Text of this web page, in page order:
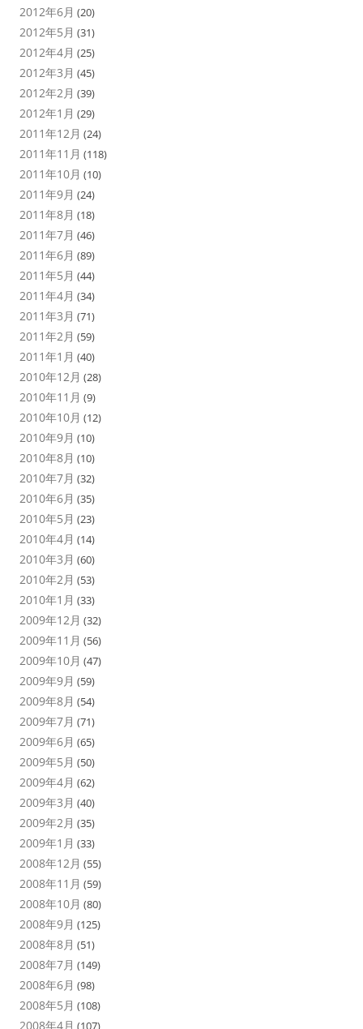
2012年6月 (20)
2012年5月 (31)
2012年4月 (25)
2012年3月 (45)
2012年2月 (39)
2012年1月 (29)
2011年12月 (24)
2011年11月 (118)
2011年10月 (10)
2011年9月 (24)
2011年8月 (18)
2011年7月 (46)
2011年6月 (89)
2011年5月 (44)
2011年4月 (34)
2011年3月 (71)
2011年2月 (59)
2011年1月 (40)
2010年12月 (28)
2010年11月 (9)
2010年10月 (12)
2010年9月 (10)
2010年8月 (10)
2010年7月 (32)
2010年6月 (35)
2010年5月 (23)
2010年4月 (14)
2010年3月 (60)
2010年2月 (53)
2010年1月 (33)
2009年12月 (32)
2009年11月 (56)
2009年10月 (47)
2009年9月 (59)
2009年8月 (54)
2009年7月 (71)
2009年6月 (65)
2009年5月 (50)
2009年4月 (62)
2009年3月 (40)
2009年2月 (35)
2009年1月 (33)
2008年12月 (55)
2008年11月 (59)
2008年10月 (80)
2008年9月 (125)
2008年8月 (51)
2008年7月 (149)
2008年6月 (98)
2008年5月 (108)
2008年4月 (107)